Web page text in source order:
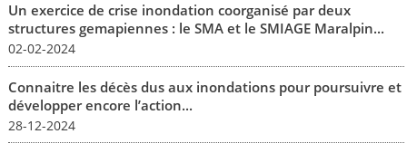
Un exercice de crise inondation coorganisé par deux
structures gemapiennes : le SMA et le SMIAGE Maralpin...
02-02-2024
Connaitre les décès dus aux inondations pour poursuivre et
développer encore l’action...
28-12-2024